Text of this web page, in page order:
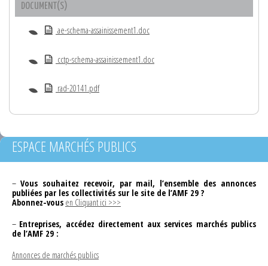
DOCUMENT(S)
ae-schema-assainissement1.doc
cctp-schema-assainissement1.doc
rad-20141.pdf
ESPACE MARCHÉS PUBLICS
– Vous souhaitez recevoir, par mail, l’ensemble des annonces
publiées par les collectivités sur le site de l’AMF 29 ?
Abonnez-vous en Cliquant ici >>>
– Entreprises, accédez directement aux services marchés publics
de l’AMF 29 :
Annonces de marchés publics